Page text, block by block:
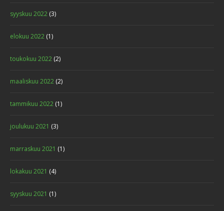
syyskuu 2022 (3)
elokuu 2022 (1)
toukokuu 2022 (2)
maaliskuu 2022 (2)
tammikuu 2022 (1)
joulukuu 2021 (3)
marraskuu 2021 (1)
lokakuu 2021 (4)
syyskuu 2021 (1)